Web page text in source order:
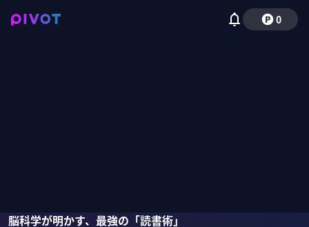
0
脳科学が明かす、最強の「読書術」
毛内拡磯貝初奈